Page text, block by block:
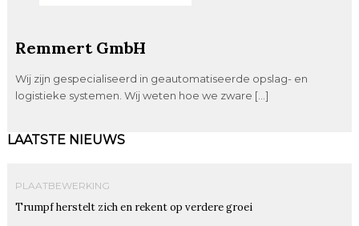
Remmert GmbH
Wij zijn gespecialiseerd in geautomatiseerde opslag- en
logistieke systemen. Wij weten hoe we zware […]
LAATSTE NIEUWS
PLAATBEWERKING
Trumpf herstelt zich en rekent op verdere groei